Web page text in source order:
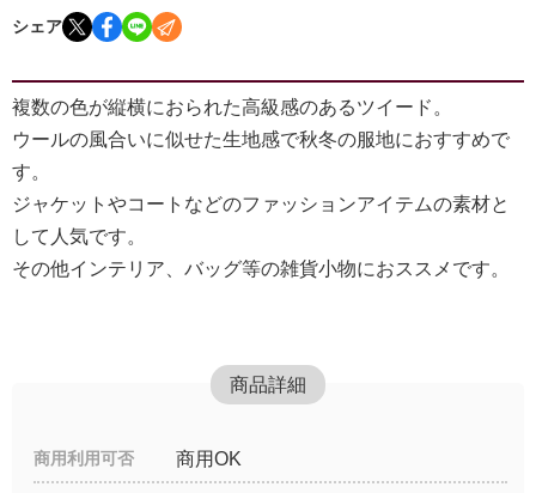
シェア
複数の色が縦横におられた高級感のあるツイード。
ウールの風合いに似せた生地感で秋冬の服地におすすめで
す。
ジャケットやコートなどのファッションアイテムの素材と
して人気です。
その他インテリア、バッグ等の雑貨小物におススメです。
商品詳細
商用利用可否 商用OK